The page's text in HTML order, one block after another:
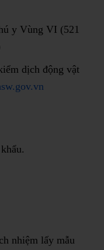
y Vùng VI (521
dịch động vật
nhiệm lấy mẫu